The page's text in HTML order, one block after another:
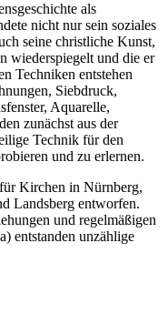
als
nicht nur sein soziales
seine christliche Kunst,
wiederspiegelt und die er
Techniken entstehen
Siebdruck,
Aquarelle,
zunächst aus der
Technik für den
und zu erlernen.
Kirchen in Nürnberg,
Landsberg entworfen.
und regelmäßigen
entstanden unzählige